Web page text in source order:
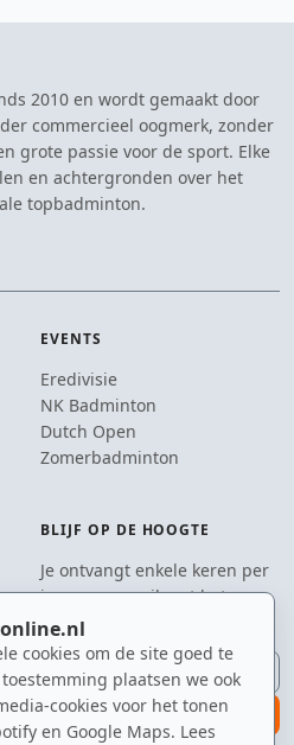
cookies om de site goed te
plaatsen we ook
cookies voor het tonen
en Google Maps. Lees
2010 en wordt gemaakt door
commercieel oogmerk, zonder
grote passie voor de sport. Elke
en achtergronden over het
topbadminton.
EVENTS
Eredivisie
NK Badminton
Dutch Open
Zomerbadminton
BLIJF OP DE HOOGTE
Je ontvangt enkele keren per
jaar een e-mail met het
laatste badmintonnieuws.
E-mailadres
aanmelden